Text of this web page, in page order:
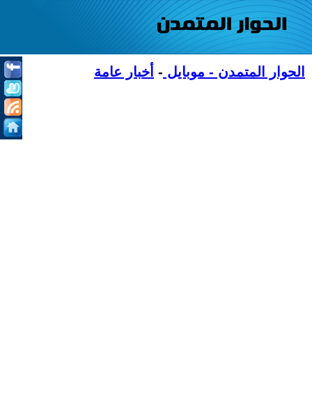
الحوار المتمدن - موبايل - أخبار عامة